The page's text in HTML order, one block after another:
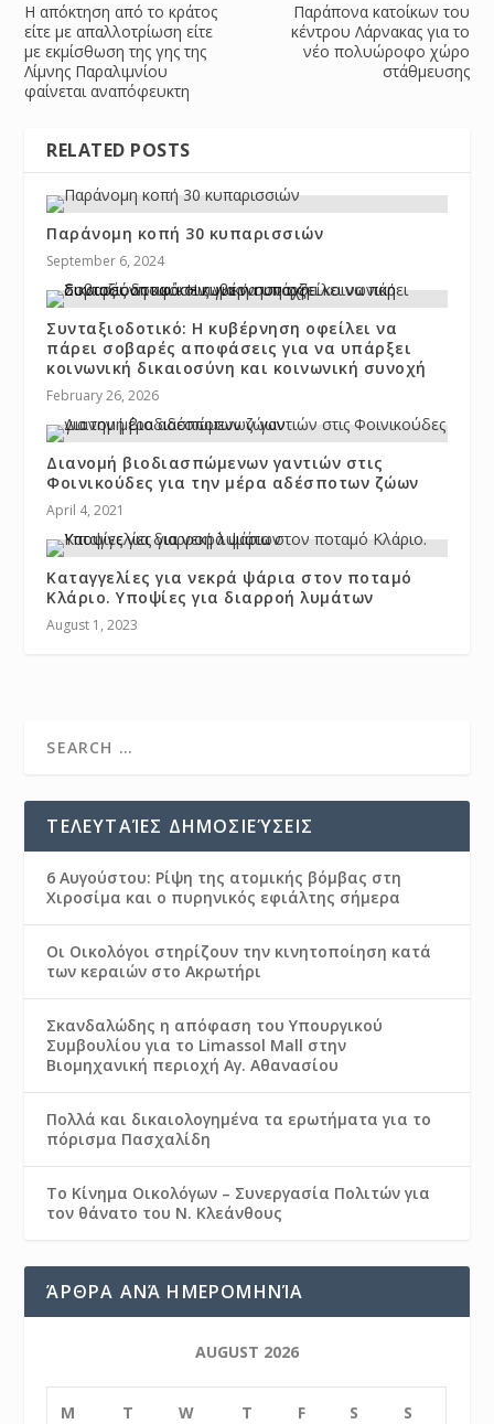
Η απόκτηση από το κράτος
είτε με απαλλοτρίωση είτε
με εκμίσθωση της γης της
Λίμνης Παραλιμνίου
φαίνεται αναπόφευκτη
Παράπονα κατοίκων του
κέντρου Λάρνακας για το
νέο πολυώροφο χώρο
στάθμευσης
RELATED POSTS
Παράνομη κοπή 30 κυπαρισσιών
September 6, 2024
Συνταξιοδοτικό: Η κυβέρνηση οφείλει να
πάρει σοβαρές αποφάσεις για να υπάρξει
κοινωνική δικαιοσύνη και κοινωνική συνοχή
February 26, 2026
Διανομή βιοδιασπώμενων γαντιών στις
Φοινικούδες για την μέρα αδέσποτων ζώων
April 4, 2021
Καταγγελίες για νεκρά ψάρια στον ποταμό
Κλάριο. Υποψίες για διαρροή λυμάτων
August 1, 2023
ΤΕΛΕΥΤΑΊΕΣ ΔΗΜΟΣΙΕΎΣΕΙΣ
6 Αυγούστου: Ρίψη της ατομικής βόμβας στη
Χιροσίμα και ο πυρηνικός εφιάλτης σήμερα
Οι Οικολόγοι στηρίζουν την κινητοποίηση κατά
των κεραιών στο Ακρωτήρι
Σκανδαλώδης η απόφαση του Υπουργικού
Συμβουλίου για το Limassol Mall στην
Βιομηχανική περιοχή Αγ. Αθανασίου
Πολλά και δικαιολογημένα τα ερωτήματα για το
πόρισμα Πασχαλίδη
Το Κίνημα Οικολόγων – Συνεργασία Πολιτών για
τον θάνατο του Ν. Κλεάνθους
ΆΡΘΡΑ ΑΝΆ ΗΜΕΡΟΜΗΝΊΑ
AUGUST 2026
M T W T F S S